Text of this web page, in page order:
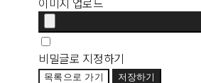
비밀글로 지정하기
목록으로 가기 저장하기